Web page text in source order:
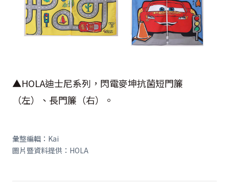
▲HOLA迪士尼系列，閃電麥坤抗菌短門簾
（左）、長門簾（右）。
彙整編輯： Kai
圖片暨資料提供： HOLA